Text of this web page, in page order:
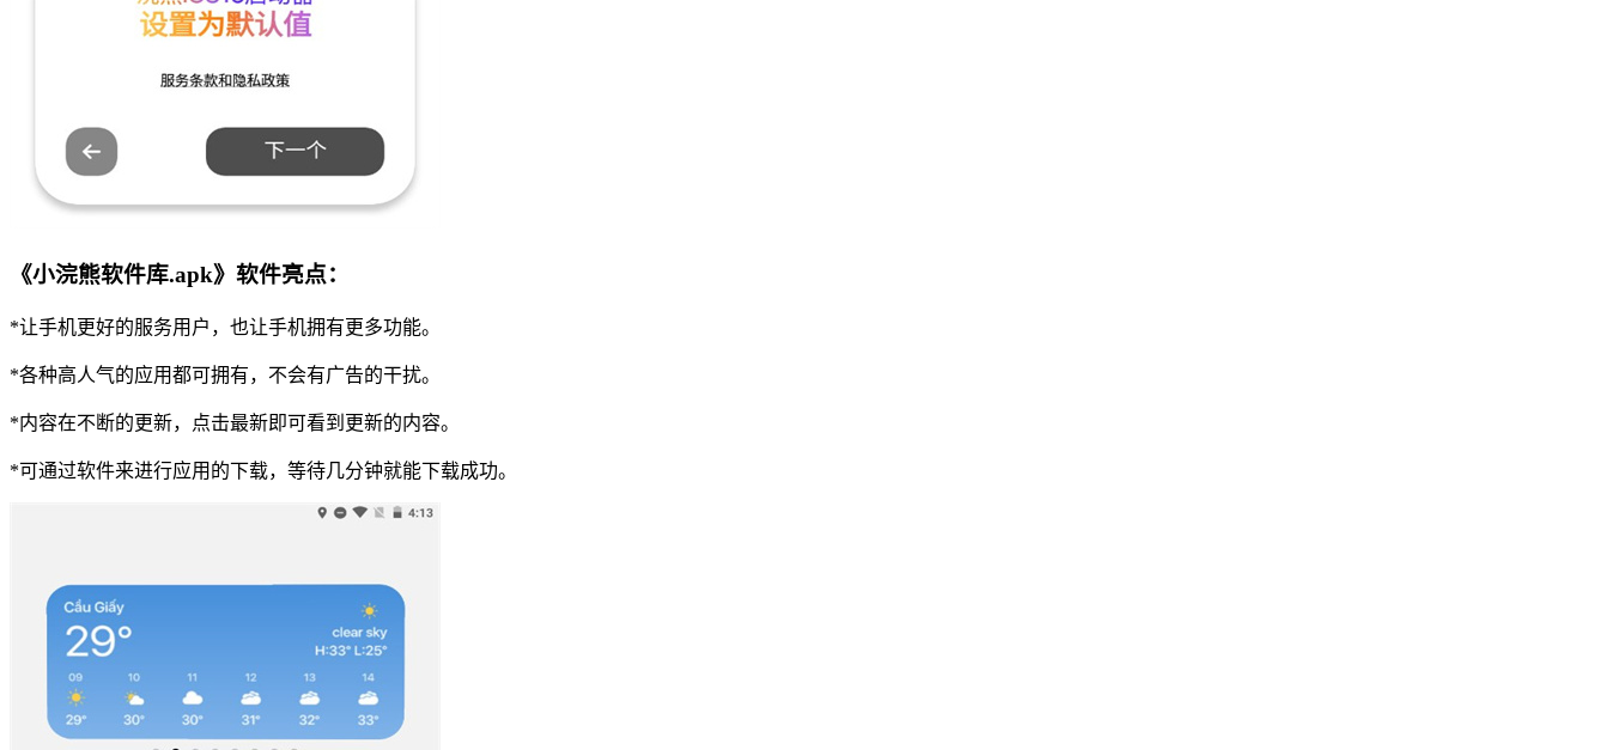
《小浣熊软件库.apk》软件亮点：
*让手机更好的服务用户，也让手机拥有更多功能。
*各种高人气的应用都可拥有，不会有广告的干扰。
*内容在不断的更新，点击最新即可看到更新的内容。
*可通过软件来进行应用的下载，等待几分钟就能下载成功。